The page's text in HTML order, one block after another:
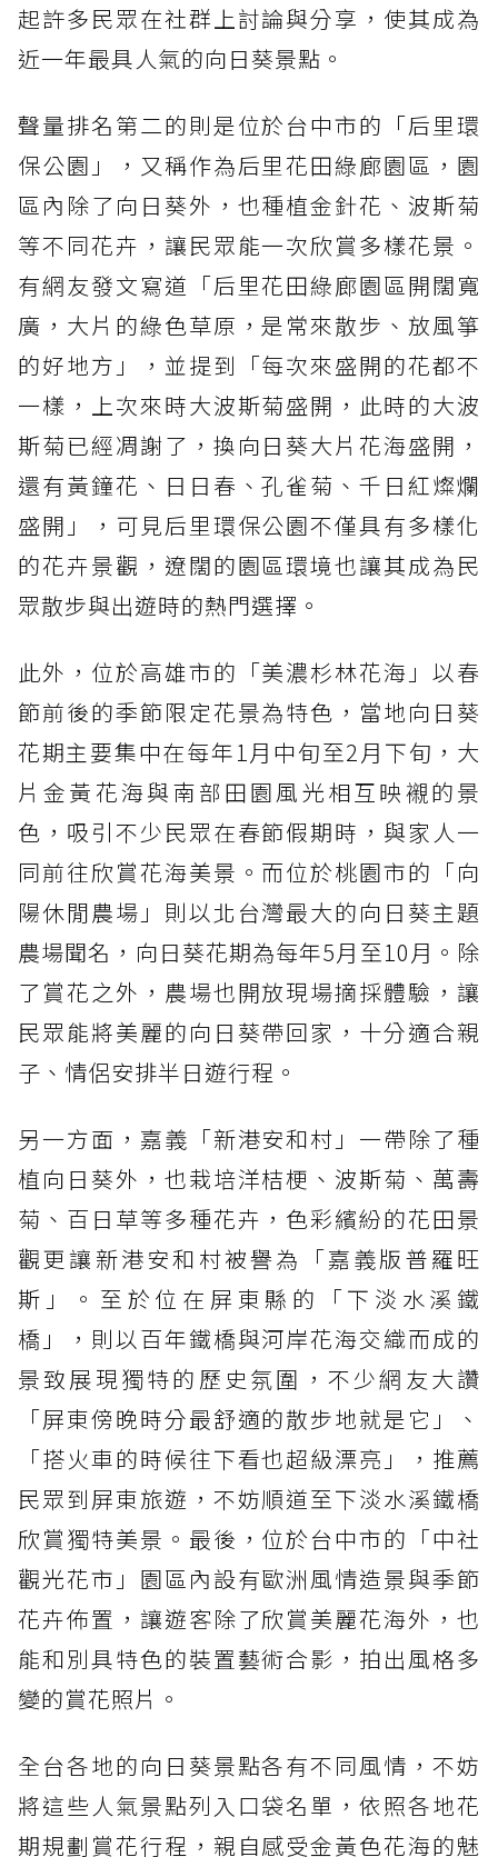
起許多民眾在社群上討論與分享，使其成為
近一年最具人氣的向日葵景點。
聲量排名第二的則是位於台中市的「后里環
保公園」，又稱作為后里花田綠廊園區，園
區內除了向日葵外，也種植金針花、波斯菊
等不同花卉，讓民眾能一次欣賞多樣花景。
有網友發文寫道「后里花田綠廊園區開闊寬
廣，大片的綠色草原，是常來散步、放風箏
的好地方」，並提到「每次來盛開的花都不
一樣，上次來時大波斯菊盛開，此時的大波
斯菊已經凋謝了，換向日葵大片花海盛開，
還有黃鐘花、日日春、孔雀菊、千日紅燦爛
盛開」，可見后里環保公園不僅具有多樣化
的花卉景觀，遼闊的園區環境也讓其成為民
眾散步與出遊時的熱門選擇。
此外，位於高雄市的「美濃杉林花海」以春
節前後的季節限定花景為特色，當地向日葵
花期主要集中在每年1月中旬至2月下旬，大
片金黃花海與南部田園風光相互映襯的景
色，吸引不少民眾在春節假期時，與家人一
同前往欣賞花海美景。而位於桃園市的「向
陽休閒農場」則以北台灣最大的向日葵主題
農場聞名，向日葵花期為每年5月至10月。除
了賞花之外，農場也開放現場摘採體驗，讓
民眾能將美麗的向日葵帶回家，十分適合親
子、情侶安排半日遊行程。
另一方面，嘉義「新港安和村」一帶除了種
植向日葵外，也栽培洋桔梗、波斯菊、萬壽
菊、百日草等多種花卉，色彩繽紛的花田景
觀更讓新港安和村被譽為「嘉義版普羅旺
斯」。至於位在屏東縣的「下淡水溪鐵
橋」，則以百年鐵橋與河岸花海交織而成的
景致展現獨特的歷史氛圍，不少網友大讚
「屏東傍晚時分最舒適的散步地就是它」、
「搭火車的時候往下看也超級漂亮」，推薦
民眾到屏東旅遊，不妨順道至下淡水溪鐵橋
欣賞獨特美景。最後，位於台中市的「中社
觀光花市」園區內設有歐洲風情造景與季節
花卉佈置，讓遊客除了欣賞美麗花海外，也
能和別具特色的裝置藝術合影，拍出風格多
變的賞花照片。
全台各地的向日葵景點各有不同風情，不妨
將這些人氣景點列入口袋名單，依照各地花
期規劃賞花行程，親自感受金黃色花海的魅